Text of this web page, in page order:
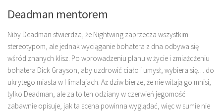
Deadman mentorem
Niby Deadman stwierdza, że Nightwing zaprzecza wszystkim
stereotypom, ale jednak wyciąganie bohatera z dna odbywa się
wśród znanych klisz. Po wprowadzeniu planu w życie i zmiażdżeniu
bohatera Dick Grayson, aby uzdrowić ciało i umysł, wybiera się… do
ukrytego miasta w Himalajach. Aż dziw bierze, że nie witają go mnisi,
tylko Deadman, ale za to ten odziany w czerwień jegomość
zabawnie opisuje, jak ta scena powinna wyglądać, więc w sumie nie